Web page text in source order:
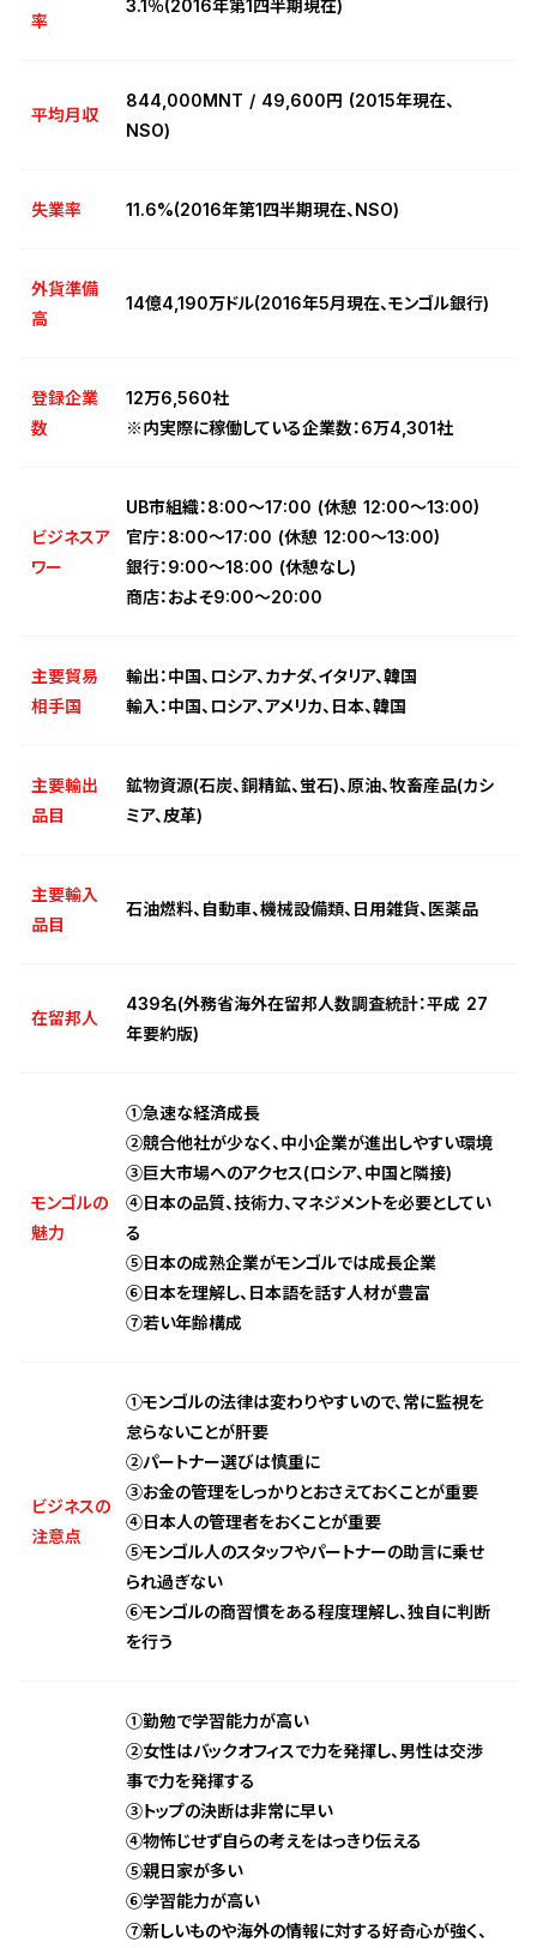
率
3.1％(2016年第1四半期現在)
平均月収
844,000MNT / 49,600円 (2015年現在、
NSO)
失業率 11.6%(2016年第1四半期現在、NSO)
外貨準備
高
14億4,190万ドル(2016年5月現在、モンゴル銀行)
登録企業
数
12万6,560社
※内実際に稼働している企業数：6万4,301社
ビジネスア
ワー
UB市組織：8:00～17:00 (休憩 12:00～13:00)
官庁：8:00～17:00 (休憩 12:00～13:00)
銀行：9:00～18:00 (休憩なし)
商店：およそ9:00～20:00
主要貿易
相手国
輸出：中国、ロシア、カナダ、イタリア、韓国
輸入：中国、ロシア、アメリカ、日本、韓国
主要輸出
品目
鉱物資源(石炭、銅精鉱、蛍石)、原油、牧畜産品(カシ
ミア、皮革)
主要輸入
品目
石油燃料、自動車、機械設備類、日用雑貨、医薬品
在留邦人
439名(外務省海外在留邦人数調査統計：平成 27
年要約版)
モンゴルの
魅力
①急速な経済成長
②競合他社が少なく、中小企業が進出しやすい環境
③巨大市場へのアクセス(ロシア、中国と隣接)
④日本の品質、技術力、マネジメントを必要としてい
る
⑤日本の成熟企業がモンゴルでは成長企業
⑥日本を理解し、日本語を話す人材が豊富
⑦若い年齢構成
ビジネスの
注意点
①モンゴルの法律は変わりやすいので、常に監視を
怠らないことが肝要
②パートナー選びは慎重に
③お金の管理をしっかりとおさえておくことが重要
④日本人の管理者をおくことが重要
⑤モンゴル人のスタッフやパートナーの助言に乗せ
られ過ぎない
⑥モンゴルの商習慣をある程度理解し、独自に判断
を行う
①勤勉で学習能力が高い
②女性はバックオフィスで力を発揮し、男性は交渉
事で力を発揮する
③トップの決断は非常に早い
④物怖じせず自らの考えをはっきり伝える
⑤親日家が多い
⑥学習能力が高い
⑦新しいものや海外の情報に対する好奇心が強く、